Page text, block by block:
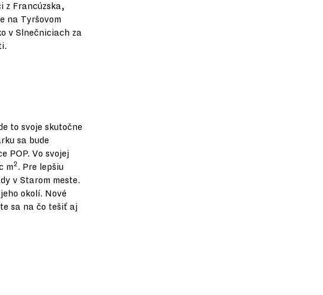
z Francúzska,
na Tyršovom
v Slnečniciach za
to svoje skutočne
sa bude
POP. Vo svojej
m2. Pre lepšiu
v Starom meste.
okolí. Nové
sa na čo tešiť aj